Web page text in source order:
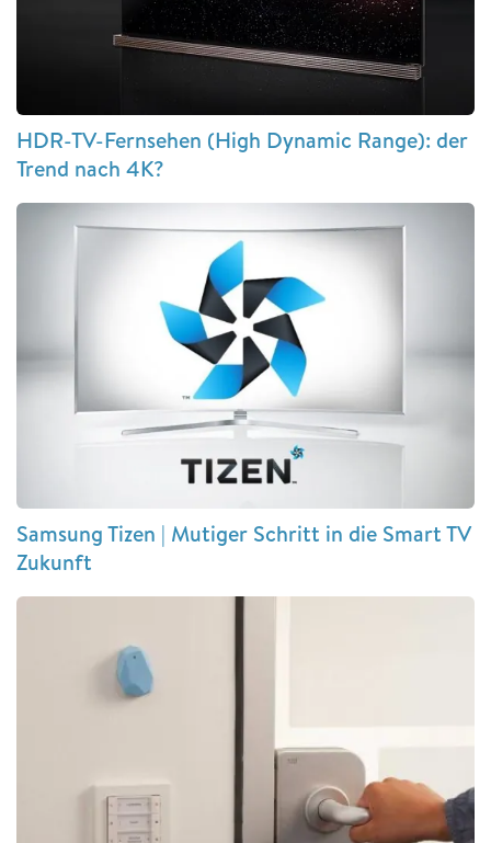
HDR-TV-Fernsehen (High Dynamic Range): der
Trend nach 4K?
Samsung Tizen | Mutiger Schritt in die Smart TV
Zukunft